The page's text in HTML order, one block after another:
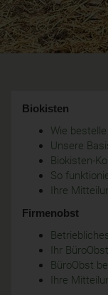
Biokisten
Wie
Unsere
Biokisten-
So
Ihre
Firmenobst
Ihr BüroObst
BüroObst
Ihre